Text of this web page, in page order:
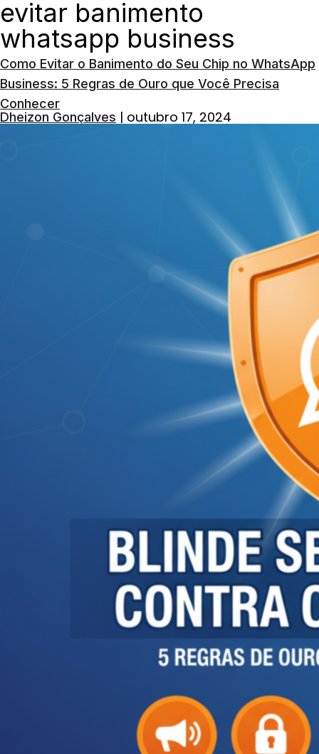
evitar banimento
whatsapp business
Como Evitar o Banimento do Seu Chip no WhatsApp
Business: 5 Regras de Ouro que Você Precisa
Conhecer
Dheizon Gonçalves | outubro 17, 2024